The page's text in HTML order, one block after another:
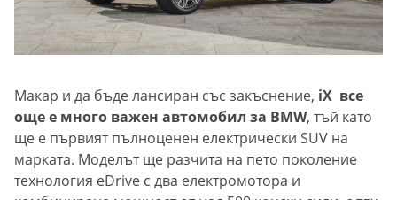
Макар и да бъде лансиран със закъснение, iX все
още е много важен автомобил за BMW, тъй като
ще е първият пълноценен електрически SUV на
марката. Моделът ще разчита на пето поколение
технология eDrive с два електромотора и